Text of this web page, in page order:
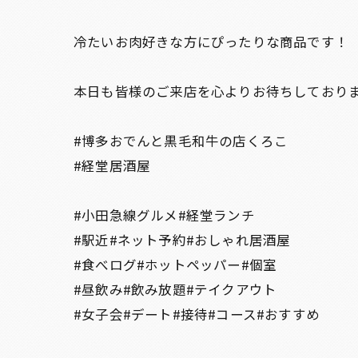
冷たいお肉好きな方にぴったりな商品です！
本日も皆様のご来店を心よりお待ちしており
#博多おでんと黒毛和牛の店くろこ
#経堂居酒屋
#小田急線グルメ#経堂ランチ
#駅近#ネット予約#おしゃれ居酒屋
#食べログ#ホットペッパー#個室
#昼飲み#飲み放題#テイクアウト
#女子会#デート#接待#コース#おすすめ